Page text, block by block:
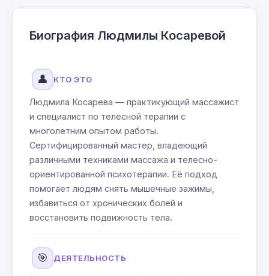
Биография Людмилы Косаревой
👤 КТО ЭТО
Людмила Косарева — практикующий массажист
и специалист по телесной терапии с
многолетним опытом работы.
Сертифицированный мастер, владеющий
различными техниками массажа и телесно-
ориентированной психотерапии. Её подход
помогает людям снять мышечные зажимы,
избавиться от хронических болей и
восстановить подвижность тела.
🎯 ДЕЯТЕЛЬНОСТЬ